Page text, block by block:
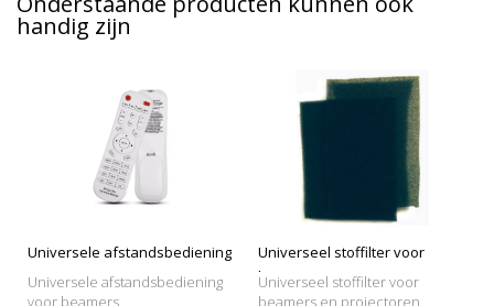
handig zijn
Universele afstandsbediening
Universele afstandsbediening
voor beamers
Universeel stoffilter voor
beamers
Universeel stoffilter voor
beamers en projectoren